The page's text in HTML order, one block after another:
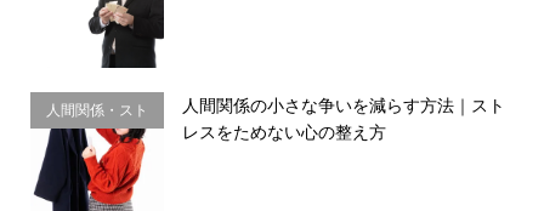
人間関係・スト
レス
人間関係の小さな争いを減らす方法｜スト
レスをためない心の整え方